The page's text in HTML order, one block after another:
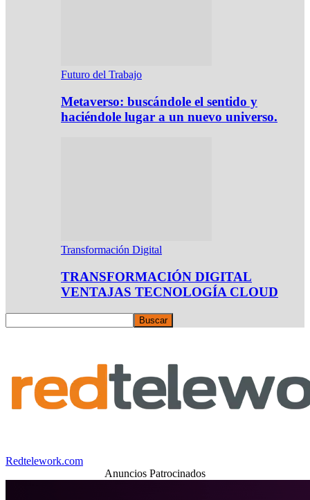
Futuro del Trabajo
Metaverso: buscándole el sentido y
haciéndole lugar a un nuevo universo.
Transformación Digital
TRANSFORMACIÓN DIGITAL
VENTAJAS TECNOLOGÍA CLOUD
Redtelework.com
Anuncios Patrocinados